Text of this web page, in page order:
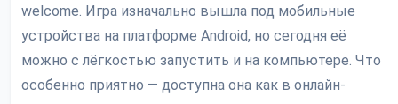
welcome. Игра изначально вышла под мобильные
устройства на платформе Android, но сегодня её
можно с лёгкостью запустить и на компьютере. Что
особенно приятно — доступна она как в онлайн-